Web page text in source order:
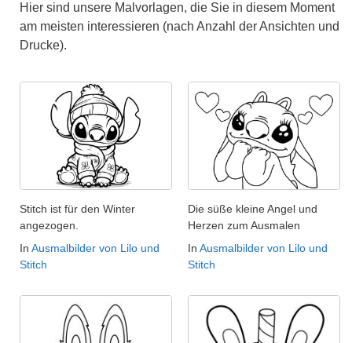
Hier sind unsere Malvorlagen, die Sie in diesem Moment
am meisten interessieren (nach Anzahl der Ansichten und
Drucke).
Stitch ist für den Winter
angezogen.
In Ausmalbilder von Lilo und
Stitch
Die süße kleine Angel und
Herzen zum Ausmalen
In Ausmalbilder von Lilo und
Stitch